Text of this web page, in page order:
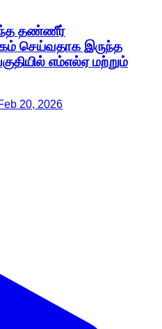
தண்ணீர்
செய்வதாக இருந்த
எம்எல்ஏ மற்றும்
20, 2026